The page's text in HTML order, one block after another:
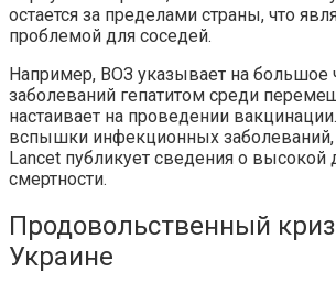
остается за пределами страны, что
проблемой для соседей.
Например, ВОЗ указывает на большое
заболеваний гепатитом среди
настаивает на проведении
вспышки инфекционных заболеваний,
Lancet публикует сведения о высокой
смертности.
Продовольственный
Украине